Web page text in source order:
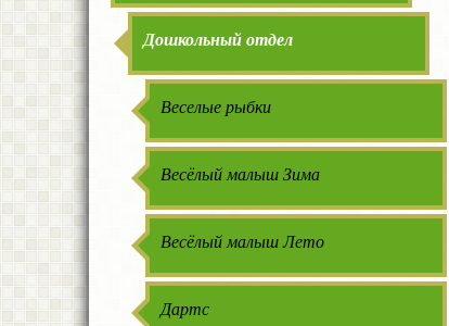
Дошкольный отдел
Веселые рыбки
Весёлый малыш Зима
Весёлый малыш Лето
Дартс